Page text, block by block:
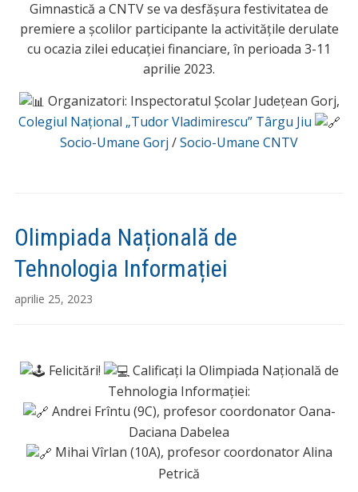
Gimnastică a CNTV se va desfășura festivitatea de
premiere a școlilor participante la activitățile derulate
cu ocazia zilei educației financiare, în perioada 3-11
aprilie 2023.
Organizatori: Inspectoratul Școlar Județean Gorj,
Colegiul Național „Tudor Vladimirescu” Târgu Jiu
Socio-Umane Gorj /Socio-Umane CNTV
Olimpiada Națională de
Tehnologia Informației
aprilie 25, 2023
Felicitări!
Calificați la Olimpiada Națională de
Tehnologia Informației:
Andrei Frîntu (9C), profesor coordonator Oana-
Daciana Dabelea
Mihai Vîrlan (10A), profesor coordonator Alina
Petrică